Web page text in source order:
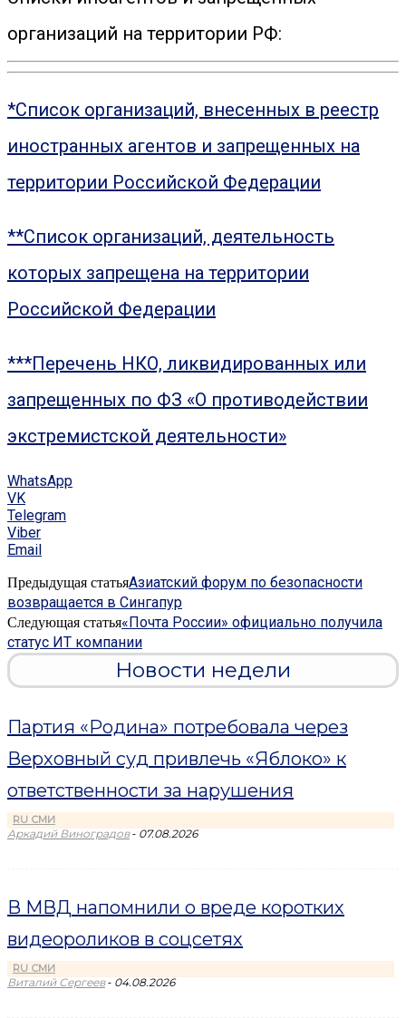
организаций на территории РФ:
*Список организаций, внесенных в реестр
иностранных агентов и запрещенных на
территории Российской Федерации
**Список организаций, деятельность
которых запрещена на территории
Российской Федерации
***Перечень НКО, ликвидированных или
запрещенных по ФЗ «О противодействии
экстремистской деятельности»
WhatsApp
VK
Telegram
Viber
Email
Предыдущая статьяАзиатский форум по безопасности
возвращается в Сингапур
Следующая статья«Почта России» официально получила
статус ИТ компании
Новости недели
Партия «Родина» потребовала через
Верховный суд привлечь «Яблоко» к
ответственности за нарушения
RU СМИ
Аркадий Виноградов - 07.08.2026
В МВД напомнили о вреде коротких
видеороликов в соцсетях
RU СМИ
Виталий Сергеев - 04.08.2026